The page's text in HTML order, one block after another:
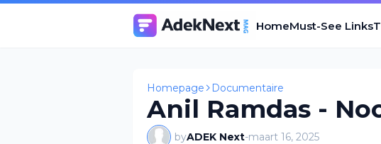
HomeMust-See Links
Homepage Documentaire
Anil Ramdas -
byADEK Next-maart 16, 2025